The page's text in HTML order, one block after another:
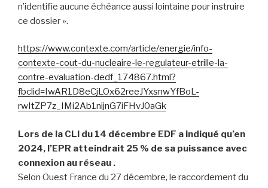
n’identifie aucune échéance aussi lointaine pour instruire
ce dossier ».
https://www.contexte.com/article/energie/info-
contexte-cout-du-nucleaire-le-regulateur-etrille-la-
contre-evaluation-dedf_174867.html?
fbclid=IwAR1D8eCjLOx62reeJYxsnwYfBoL-
rwItZP7z_IMi2Ab1nijnG7iFHvJ0aGk
Lors de la CLI du 14 décembre EDF a indiqué qu’en
2024, l’EPR atteindrait 25 % de sa puissance avec
connexion au réseau .
Selon Ouest France du 27 décembre, le raccordement du